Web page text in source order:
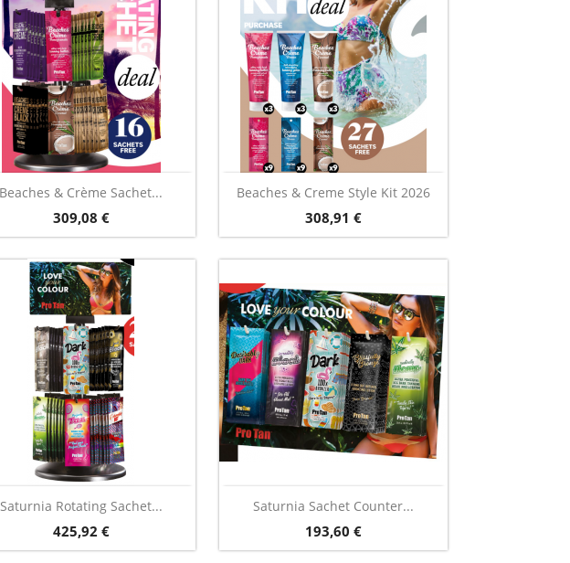
Beaches & Crème Sachet...
Preis
309,08 €
Vorschau Beaches & Creme Style Kit 2026
Preis
308,91 €
Vorschau
Saturnia Rotating Sachet...
Preis
425,92 €
Vorschau Saturnia Sachet Counter...
Preis
193,60 €
 Vorschau